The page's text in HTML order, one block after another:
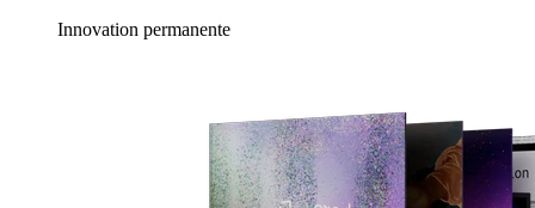
Innovation permanente